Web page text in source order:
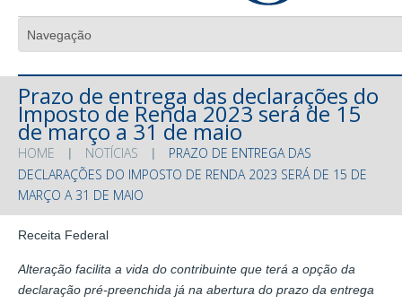
Prazo de entrega das declarações do
Imposto de Renda 2023 será de 15
de março a 31 de maio
HOME NOTÍCIAS
PRAZO DE ENTREGA DAS
DECLARAÇÕES DO IMPOSTO DE RENDA 2023 SERÁ DE 15 DE
MARÇO A 31 DE MAIO
Receita Federal
Alteração facilita a vida do contribuinte que terá a opção da
declaração pré-preenchida já na abertura do prazo da entrega